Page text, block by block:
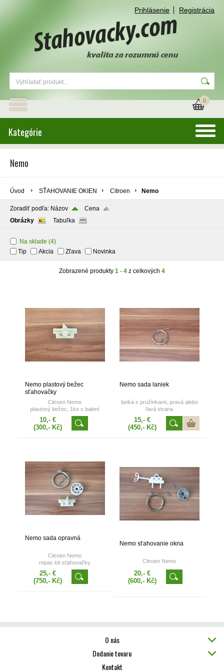
Prihlásenie Registrácia
0
Kategórie
Nemo
Úvod SŤAHOVANIE OKIEN Citroen Nemo
Zoradiť podľa: Názov
Cena
Obrázky
Tabuľka
Na sklade (4)
Tip
Akcia Zľava Novinka
Zobrazené produkty 1 - 4 z celkových 4
Nemo plastový bežec
sťahovačky
Citroen Nemo
plastový bežec, 1ks v balení
10,- €
(300,- Kč)
Nemo sada laniek
lanká s pružinkami, pravá alebo
ľavá strana
15,- €
(450,- Kč)
Nemo sada opravná
Citroen Nemo
repas kit sťahovačky
25,- €
(750,- Kč)
Nemo sťahovanie okna
Citroen Nemo
20,- €
(600,- Kč)
O nás
Dodanie tovaru
Kontakt